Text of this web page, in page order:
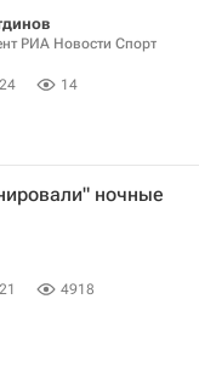
РИА Новости Спорт
14
Кузбасс (Кемерово)
ночные
4918